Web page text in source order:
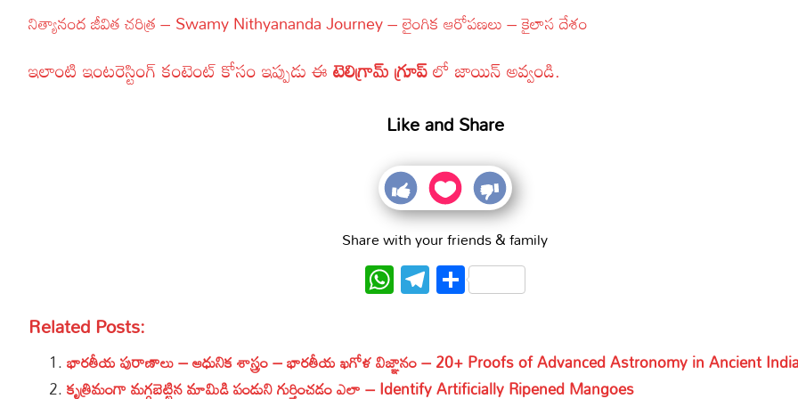
నిత్యానంద జీవిత చరిత్ర – Swamy Nithyananda Journey – లైంగిక ఆరోపణలు – కైలాస దేశం
ఇలాంటి ఇంటరెస్టింగ్ కంటెంట్ కోసం ఇప్పుడు ఈటెలిగ్రామ్ గ్రూప్లో జాయిన్ అవ్వండి.
Like and Share
Share with your friends & family
WhatsApp
Telegram
Share
Related Posts:
భారతీయ పురాణాలు – ఆధునిక శాస్త్రం – భారతీయ ఖగోళ విజ్ఞానం – 20+ Proofs of Advanced Astronomy in Ancient
కృత్రిమంగా మగ్గబెట్టిన మామిడి పండుని గుర్తించడం ఎలా – Identify Artificially Ripened Mangoes